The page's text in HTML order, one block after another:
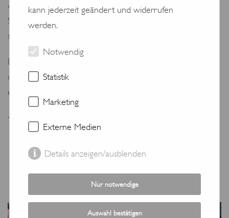
Ausserdem lernte man als Lehrperson die Schüler und
Schülerinnen von einer ganz anderen Seite als im
schulischen Kontext kennen.
Der grosse Aufwand der Organisatoren der Workshops
und der Sportevents hat sich gelohnt! Herzlichen Dank für
eure grossartige Arbeit!
Text und Bild: Jacqueline Jaenke
kann jederzeit geändert und widerrufen
werden.
Notwendig
Statistik
Marketing
Externe Medien
Details anzeigen/ausblenden
Nur notwendige
Auswahl bestätigen